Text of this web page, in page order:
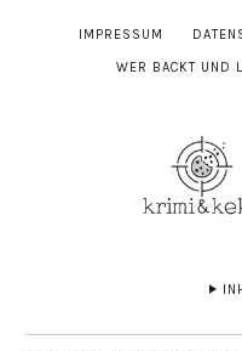
IMPRESSUM
WER BACKT UND